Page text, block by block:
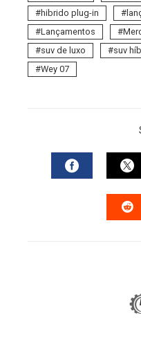
hibrido plug-in
Lançamentos
suv de luxo
suv
Wey 07
FACEBOOK